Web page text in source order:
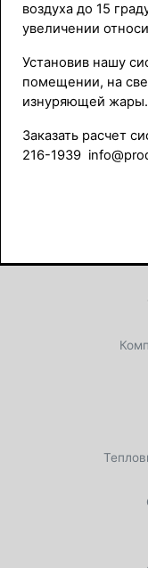
воздуха до 15
увеличении
Установив нашу
помещении, на
изнуряющей жары.
Заказать расчет
216-1939